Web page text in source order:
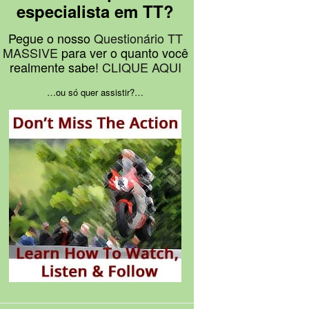
especialista em TT?
Pegue o nossoQuestionário TT
MASSIVE para ver o quanto você
realmente sabe! CLIQUE AQUI
…ou só quer assistir?…